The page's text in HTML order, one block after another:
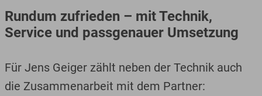
Rundum zufrieden – mit Technik,
Service und passgenauer Umsetzung
Für Jens Geiger zählt neben der Technik auch
die Zusammenarbeit mit dem Partner: